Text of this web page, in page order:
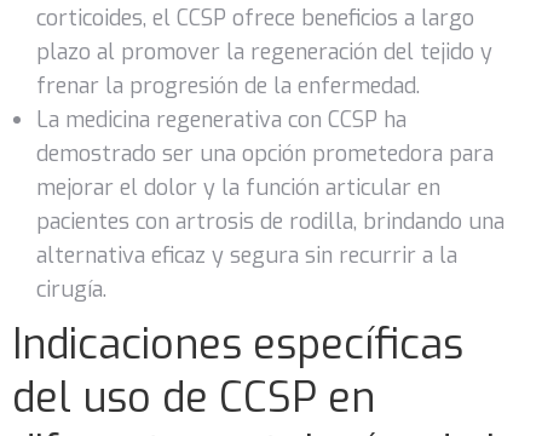
corticoides, el CCSP ofrece beneficios a largo
plazo al promover la regeneración del tejido y
frenar la progresión de la enfermedad.
La medicina regenerativa con CCSP ha
demostrado ser una opción prometedora para
mejorar el dolor y la función articular en
pacientes con artrosis de rodilla, brindando una
alternativa eficaz y segura sin recurrir a la
cirugía.
Indicaciones específicas
del uso de CCSP en